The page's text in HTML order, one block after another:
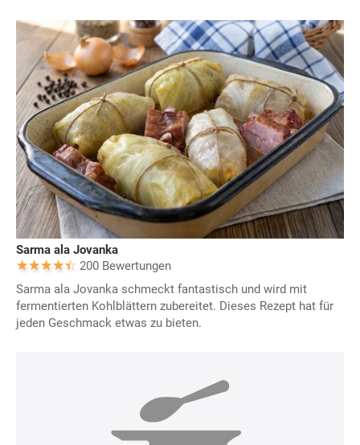
Sarma ala Jovanka
200 Bewertungen
Sarma ala Jovanka schmeckt fantastisch und wird mit
fermentierten Kohlblättern zubereitet. Dieses Rezept hat für
jeden Geschmack etwas zu bieten.